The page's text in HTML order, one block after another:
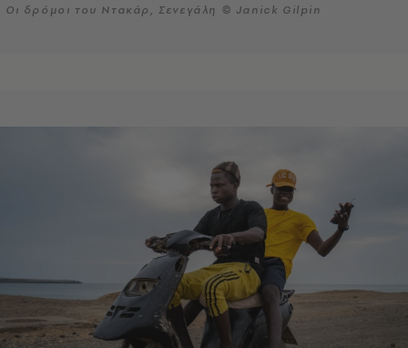
Οι δρόμοι του Ντακάρ, Σενεγάλη © Janick Gilpin